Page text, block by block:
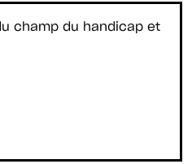
champ du handicap et